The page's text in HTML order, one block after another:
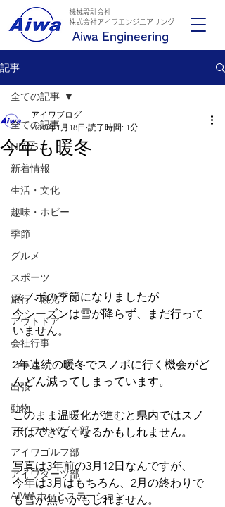
Aiwa Engineering
機械設計会社
​株式会社アイワエンジニアリング
記事
全ての記事
NEWS
新着情報
生活・文化
趣味・ホビー
季節
グルメ
スポーツ
旅行・観光
アウトドア
会社行事
コラム
出張
動物
アイワサバゲー部
アイワゴルフ部
アイワダーツ部
AIWAホッとステーション
全ての記事
今年も暖冬
アイワブログ
2020年1月18日 読了時間: 1分
スノボの季節になりましたが
今シーズンは雪が降らず、まだ行って
いません。
2年連続の暖冬でスノボに行く機会がど
んどん減ってしまっています。
このまま温暖化が進むと県内ではスノ
ボはできなくなるかもしれません。
写真は3年前の3月12日なんですが、
今年は3月はもちろん、2月の終わりで
も雪が無いかもしれません。